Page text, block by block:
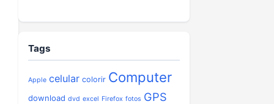
Tags
Apple celular colorir Computer
download dvd excel Firefox fotos GPS